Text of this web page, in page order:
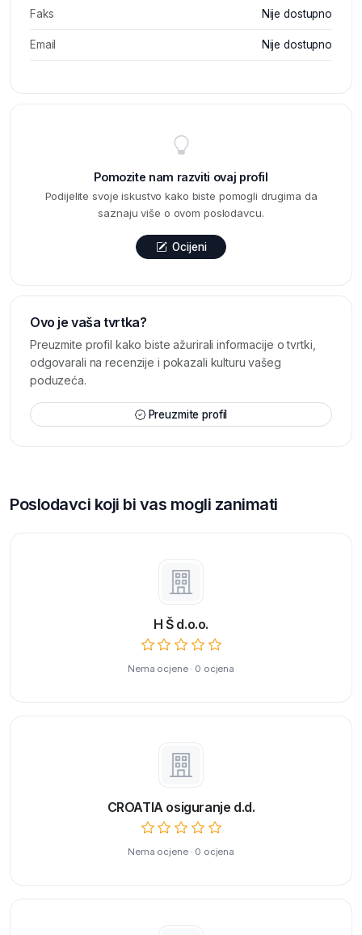
Faks Nije dostupno
Email Nije dostupno
Pomozite nam razviti ovaj profil
Podijelite svoje iskustvo kako biste pomogli drugima da
saznaju više o ovom poslodavcu.
Ocijeni
Ovo je vaša tvrtka?
Preuzmite profil kako biste ažurirali informacije o tvrtki,
odgovarali na recenzije i pokazali kulturu vašeg
poduzeća.
Preuzmite profil
Poslodavci koji bi vas mogli zanimati
H Š d.o.o.
Nema ocjene · 0 ocjena
CROATIA osiguranje d.d.
Nema ocjene · 0 ocjena